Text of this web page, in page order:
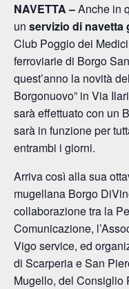
NAVETTA –Anche in
un servizio di navetta
Club Poggio dei
ferroviarie di Borgo
quest’anno la novità
Borgonuovo” in Via
sarà effettuato con un
sarà in funzione per
entrambi i giorni.
Arriva così alla sua
mugellana Borgo
collaborazione tra la
Comunicazione,
Vigo service, ed
di Scarperia e San
Mugello, del Consiglio